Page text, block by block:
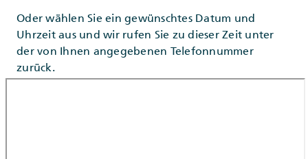
Oder wählen Sie ein gewünschtes Datum und
Uhrzeit aus und wir rufen Sie zu dieser Zeit unter
der von Ihnen angegebenen Telefonnummer
zurück.